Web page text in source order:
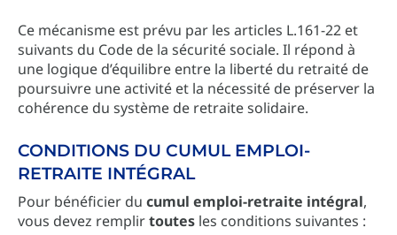
Ce mécanisme est prévu par les articles L.161-22 et
suivants du Code de la sécurité sociale. Il répond à
une logique d’équilibre entre la liberté du retraité de
poursuivre une activité et la nécessité de préserver la
cohérence du système de retraite solidaire.
CONDITIONS DU CUMUL EMPLOI-
RETRAITE INTÉGRAL
Pour bénéficier du cumul emploi-retraite intégral,
vous devez remplirtoutes les conditions suivantes :